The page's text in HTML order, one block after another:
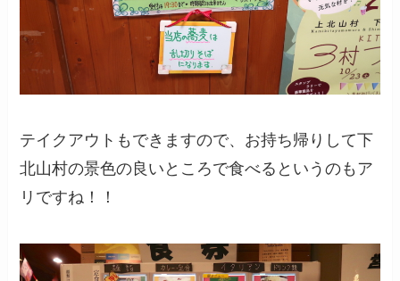
テイクアウトもできますので、お持ち帰りして下
北山村の景色の良いところで食べるというのもア
リですね！！